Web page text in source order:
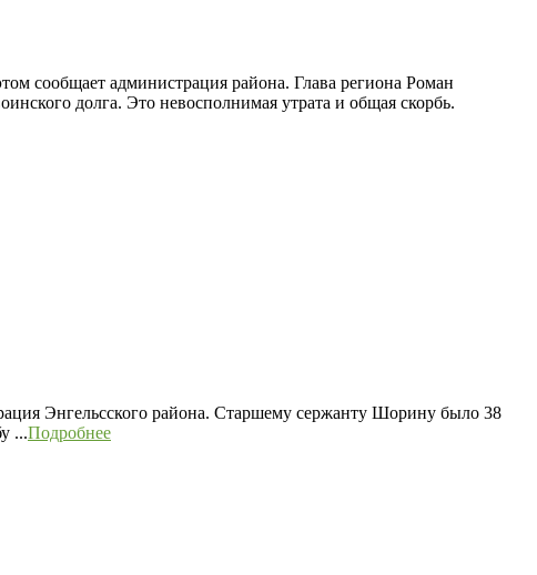
сообщает администрация района. Глава региона Роман
долга. Это невосполнимая утрата и общая скорбь.
Энгельсского района. Старшему сержанту Шорину было 38
...Подробнее